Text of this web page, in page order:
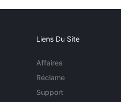
Liens Du Site
Affaires
Réclame
Support